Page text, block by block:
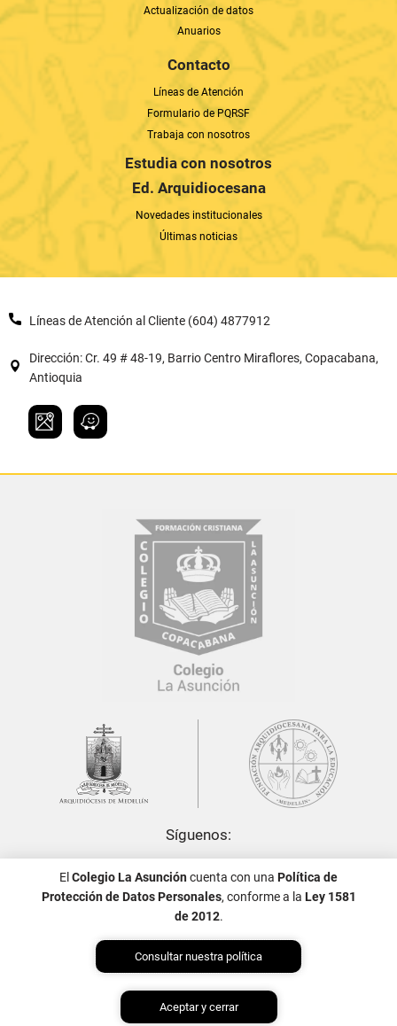
Actualización de datos
Anuarios
Contacto
Líneas de Atención
Formulario de PQRSF
Trabaja con nosotros
Estudia con nosotros
Ed. Arquidiocesana
Novedades institucionales
Últimas noticias
Líneas de Atención al Cliente (604) 4877912
Dirección: Cr. 49 # 48-19, Barrio Centro Miraflores, Copacabana,
Antioquia
Síguenos:
Política de Tratamiento de Datos Personales
Diseño y desarrollo porGulupa Digital © 2022
El Colegio La Asuncióncuenta con una Política de
Protección de Datos Personales, conforme a la Ley 1581
de 2012.
Consultar nuestra política
Aceptar y cerrar